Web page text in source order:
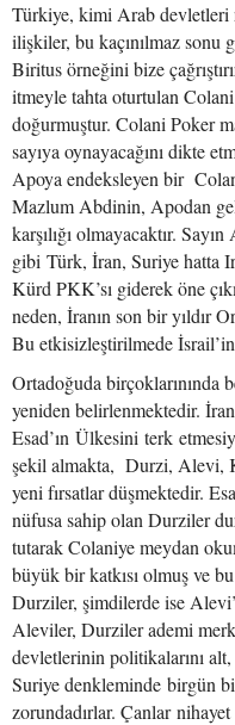
Türkiye, kimi Arab devletleri
ilişkiler, bu kaçınılmaz sonu
Biritus örneğini bize
itmeyle tahta oturtulan
doğurmuştur. Colani Poker
sayıya oynayacağını dikte
Apoya endeksleyen bir
Mazlum Abdinin, Apodan
karşılığı olmayacaktır.
gibi Türk, İran, Suriye hatta
Kürd PKK’sı giderek öne
neden, İranın son bir yıldır
Bu etkisizleştirilmede
Ortadoğuda birçoklarınında
yeniden belirlenmektedir.
Esad’ın Ülkesini terk
şekil almakta, Durzi, Alevi,
yeni fırsatlar düşmektedir.
nüfusa sahip olan Durziler
tutarak Colaniye meydan
büyük bir katkısı olmuş ve
Durziler, şimdilerde ise
Aleviler, Durziler ademi
devletlerinin politikalarını
Suriye denkleminde birgün
zorundadırlar. Çanlar